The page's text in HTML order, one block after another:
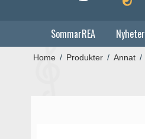
SommarREA Nyheter
Home / Produkter / Annat /